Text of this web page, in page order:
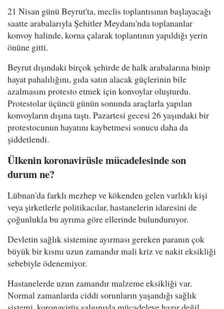
21 Nisan günü Beyrut'ta, meclis toplantısının başlayacağı
saatte arabalarıyla Şehitler Meydanı'nda toplananlar
konvoy halinde, korna çalarak toplantının yapıldığı yerin
önüne gitti.
Beyrut dışındaki birçok şehirde de halk arabalarına binip
hayat pahalılığını, gıda satın alacak güçlerinin bile
azalmasını protesto etmek için konvoylar oluşturdu.
Protestolar üçüncü günün sonunda araçlarla yapılan
konvoyların dışına taştı. Pazartesi gecesi 26 yaşındaki bir
protestocunun hayatını kaybetmesi sonucu daha da
şiddetlendi.
Ülkenin koronavirüsle mücadelesinde son
durum ne?
Lübnan'da farklı mezhep ve kökenden gelen varlıklı kişi
veya şirketlerle politikacılar, hastanelerin idaresini de
çoğunlukla bu ayrıma göre ellerinde bulunduruyor.
Devletin sağlık sistemine ayırması gereken paranın çok
büyük bir kısmı uzun zamandır mali kriz ve nakit eksikliği
sebebiyle ödenemiyor.
Hastanelerde uzun zamandır malzeme eksikliği var.
Normal zamanlarda ciddi sorunların yaşandığı sağlık